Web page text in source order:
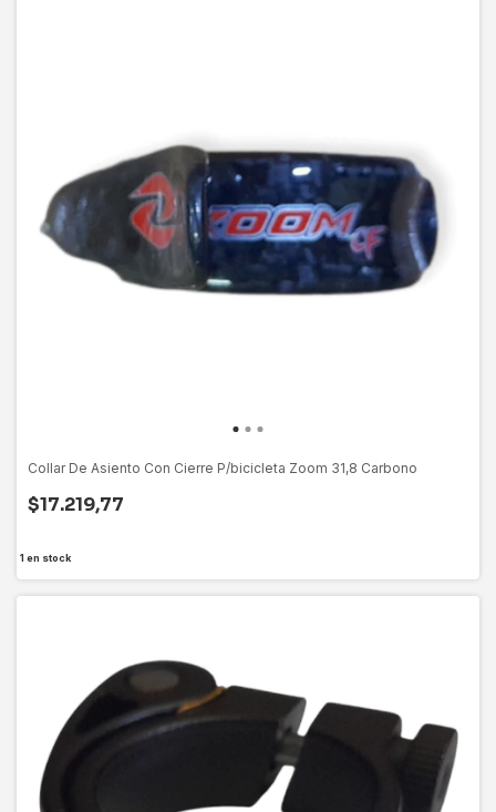
Collar De Asiento Con Cierre P/bicicleta Zoom 31,8 Carbono
$17.219,77
1 en stock